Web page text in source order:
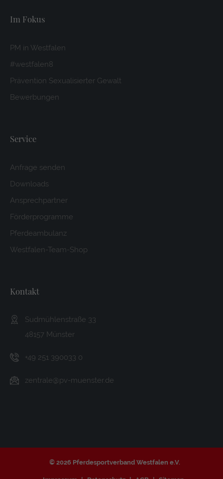
Im Fokus
PM in Westfalen
#westfalen8
Prävention Sexualisierter Gewalt
Bewerbungen
Service
Anfrage senden
Downloads
Ansprechpartner
Förderprogramme
Pferdeambulanz
Westfalen-Team-Shop
Kontakt
Sudmühlenstraße 33
48157 Münster
+49 251 390033 0
zentrale@pv-muenster.de
© 2026 Pferdesportverband Westfalen e.V.